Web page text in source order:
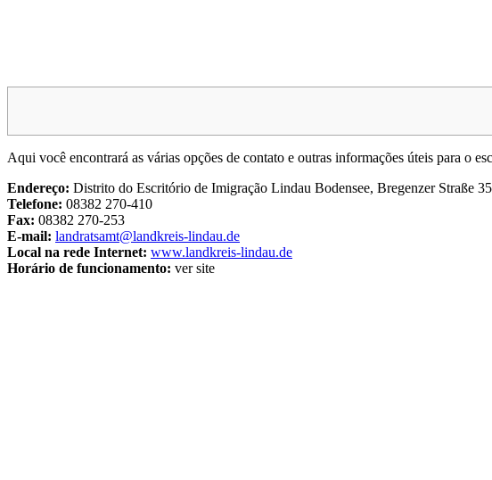
Aqui você encontrará as várias opções de contato e outras informações úteis para o
Endereço: Distrito do Escritório de Imigração Lindau Bodensee, Bregenzer Straße
Telefone: 08382 270-410
Fax: 08382 270-253
E-mail: landratsamt@landkreis-lindau.de
Local na rede Internet: www.landkreis-lindau.de
Horário de funcionamento: ver site